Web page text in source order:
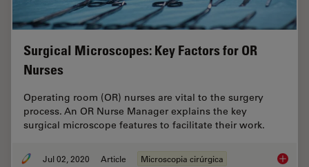
Surgical Microscopes: Key Factors for OR
Nurses
Operating room (OR) nurses are vital to the surgery
process. An OR Nurse Manager explains the key
surgical microscope features to facilitate their work.
Jul 02, 2020 Article Microscopia cirúrgica